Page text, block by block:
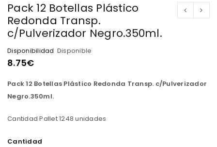
Pack 12 Botellas Plástico
Redonda Transp.
c/Pulverizador Negro.350ml.
Disponibilidad Disponible
8.75€
Pack 12 Botellas Plástico Redonda Transp. c/Pulverizador
Negro.350ml.
Cantidad Pallet 1248 unidades
Cantidad